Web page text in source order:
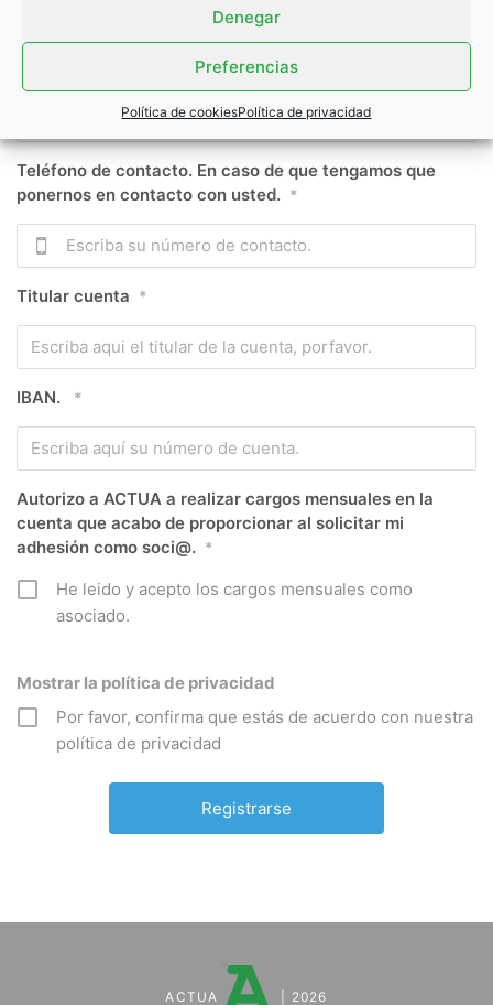
Denegar
Preferencias
Política de cookiesPolítica de privacidad
DNI (Documento nacional de identidad)
Teléfono de contacto. En caso de que tengamos que
ponernos en contacto con usted. *
Titular cuenta *
IBAN. *
Autorizo a ACTUA a realizar cargos mensuales en la
cuenta que acabo de proporcionar al solicitar mi
adhesión como soci@. *
He leido y acepto los cargos mensuales como
asociado.
Mostrar la política de privacidad
Por favor, confirma que estás de acuerdo con nuestra
política de privacidad
ACTUA | 2026